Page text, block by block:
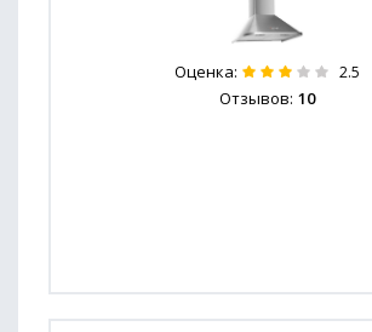
Оценка: 2.5
Отзывов: 10